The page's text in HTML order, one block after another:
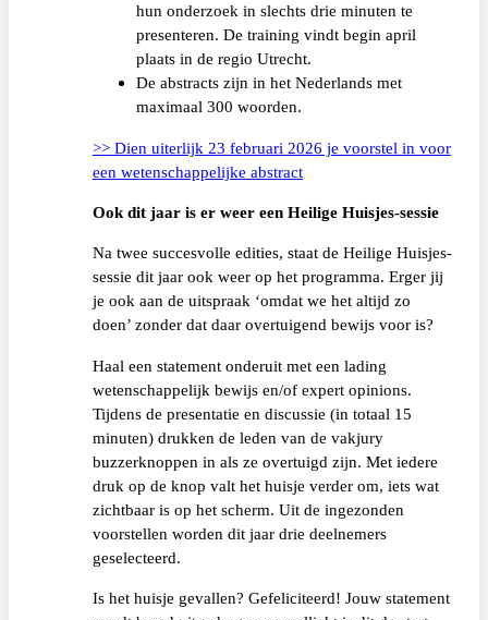
hun onderzoek in slechts drie minuten te
presenteren. De training vindt begin april
plaats in de regio Utrecht.
De abstracts zijn in het Nederlands met
maximaal 300 woorden.
>> Dien uiterlijk 23 februari 2026 je voorstel in voor
een wetenschappelijke abstract
Ook dit jaar is er weer een Heilige Huisjes-sessie
Na twee succesvolle edities, staat de Heilige Huisjes-
sessie dit jaar ook weer op het programma. Erger jij
je ook aan de uitspraak ‘omdat we het altijd zo
doen’ zonder dat daar overtuigend bewijs voor is?
Haal een statement onderuit met een lading
wetenschappelijk bewijs en/of expert opinions.
Tijdens de presentatie en discussie (in totaal 15
minuten) drukken de leden van de vakjury
buzzerknoppen in als ze overtuigd zijn. Met iedere
druk op de knop valt het huisje verder om, iets wat
zichtbaar is op het scherm. Uit de ingezonden
voorstellen worden dit jaar drie deelnemers
geselecteerd.
Is het huisje gevallen? Gefeliciteerd! Jouw statement